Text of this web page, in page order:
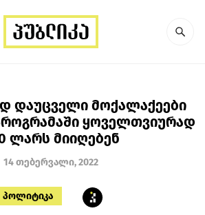
დაუცველი მოქალაქეები
ყოველთვიურად
ლარს მიიღებენ
14 თებერვალი, 2022
პოლიტიკა